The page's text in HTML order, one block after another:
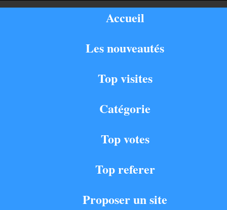
Accueil
Les nouveautés
Top visites
Catégorie
Top votes
Top referer
Proposer un site